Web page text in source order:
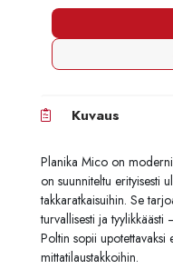
Kuvaus
Planika Mico on
on suunniteltu erityisesti
takkaratkaisuihin. Se
turvallisesti ja tyylikkäästi
Poltin sopii upotettavaksi
mittatilaustakkoihin.